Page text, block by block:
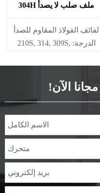
ملف صلب لا يصدأ 304H
​لفائف الفولاذ المقاوم للصدأ
الدرجة: 210S, 314, 309S,
المواصفات
الآن!